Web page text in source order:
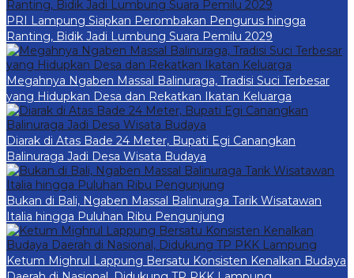
PRI Lampung Siapkan Perombakan Pengurus hingga
Ranting, Bidik Jadi Lumbung Suara Pemilu 2029
Megahnya Ngaben Massal Balinuraga, Tradisi Suci Terbesar
yang Hidupkan Desa dan Rekatkan Ikatan Keluarga
Diarak di Atas Bade 24 Meter, Bupati Egi Canangkan
Balinuraga Jadi Desa Wisata Budaya
Bukan di Bali, Ngaben Massal Balinuraga Tarik Wisatawan
Italia hingga Puluhan Ribu Pengunjung
Ketum Mighrul Lappung Bersatu Konsisten Kenalkan Budaya